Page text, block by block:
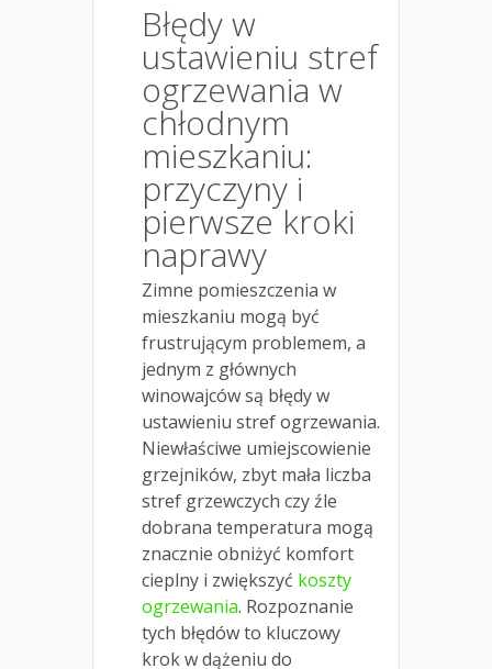
Błędy w
ustawieniu stref
ogrzewania w
chłodnym
mieszkaniu:
przyczyny i
pierwsze kroki
naprawy
Zimne pomieszczenia w
mieszkaniu mogą być
frustrującym problemem, a
jednym z głównych
winowajców są błędy w
ustawieniu stref ogrzewania.
Niewłaściwe umiejscowienie
grzejników, zbyt mała liczba
stref grzewczych czy źle
dobrana temperatura mogą
znacznie obniżyć komfort
cieplny i zwiększyć koszty
ogrzewania. Rozpoznanie
tych błędów to kluczowy
krok w dążeniu do